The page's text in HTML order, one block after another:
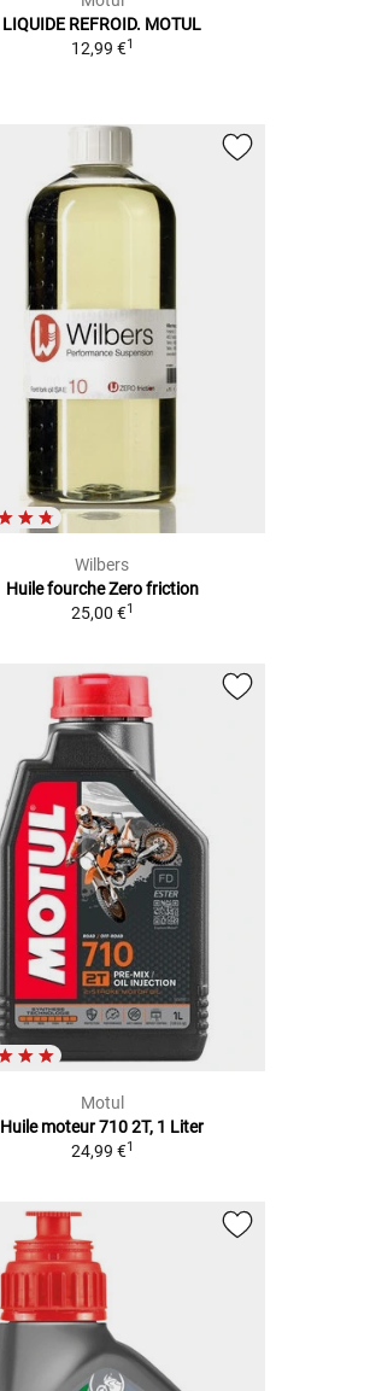
LIQUIDE REFROID. MOTUL
12,99 €1
Wilbers
Huile fourche Zero friction
25,00 €1
Motul
Huile moteur 710 2T, 1 Liter
24,99 €1